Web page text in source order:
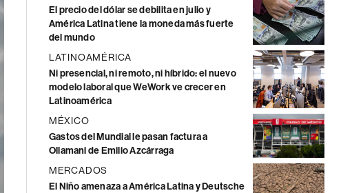
El precio del dólar se debilita en julio y
América Latina tiene la moneda más fuerte
del mundo
LATINOAMÉRICA
Ni presencial, ni remoto, ni híbrido: el nuevo
modelo laboral que WeWork ve crecer en
Latinoamérica
MÉXICO
Gastos del Mundial le pasan factura a
Ollamani de Emilio Azcárraga
MERCADOS
El Niño amenaza a América Latina y Deutsche